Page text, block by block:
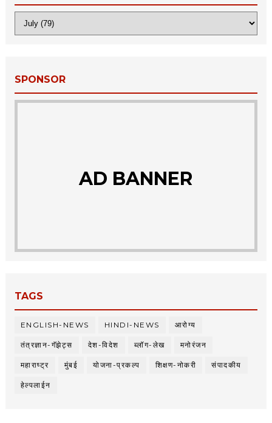
SPONSOR
AD BANNER
TAGS
ENGLISH-NEWS HINDI-NEWS आरोग्य
तंत्रज्ञान-गॅझेट्स देश-विदेश ब्लॉग-लेख मनोरंजन
महाराष्ट्र मुंबई योजना-प्रकल्प शिक्षण-नोकरी संपादकीय
हेल्पलाईन